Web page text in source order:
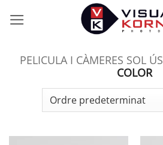
PELICULA I CÀMERES SOL ÚS
COLOR